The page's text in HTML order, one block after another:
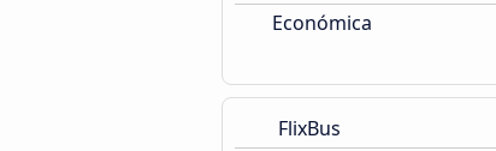
Económica
FlixBus